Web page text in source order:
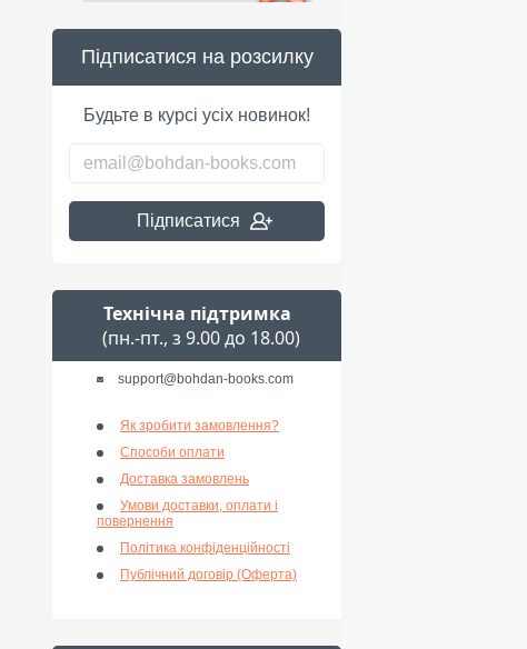
Підписатися на розсилку
Будьте в курсі усіх новинок!
Підписатися
Технічна підтримка
(пн.-пт., з 9.00 до 18.00)
support@bohdan-books.com
Як зробити замовлення?
Способи оплати
Доставка замовлень
Умови доставки, оплати і
повернення
Політика конфіденційності
Публічний договір (Оферта)